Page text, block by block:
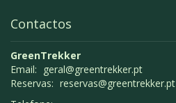
Contactos
GreenTrekker
Email: geral@greentrekker.pt
Reservas: reservas@greentrekker.pt